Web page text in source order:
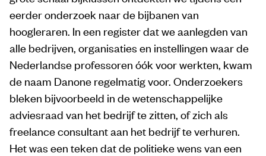
eerder onderzoek naar de bijbanen van
hoogleraren. In een register dat we aanlegden van
alle bedrijven, organisaties en instellingen waar de
Nederlandse professoren óók voor werkten, kwam
de naam Danone regelmatig voor. Onderzoekers
bleken bijvoorbeeld in de wetenschappelijke
adviesraad van het bedrijf te zitten, of zich als
freelance consultant aan het bedrijf te verhuren.
Het was een teken dat de politieke wens van een